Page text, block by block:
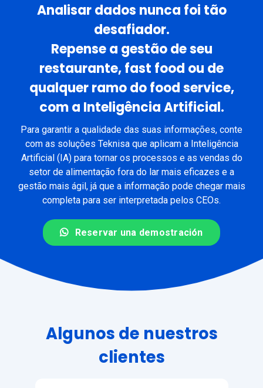
Analisar dados nunca foi tão
desafiador.
Repense a gestão de seu
restaurante, fast food ou de
qualquer ramo do food service,
com a Inteligência Artificial.
Para garantir a qualidade das suas informações, conte
com as soluções Teknisa que aplicam a Inteligência
Artificial (IA) para tornar os processos e as vendas do
setor de alimentação fora do lar mais eficazes e a
gestão mais ágil, já que a informação pode chegar mais
completa para ser interpretada pelos CEOs.
Reservar una demostración
Algunos de nuestros
clientes